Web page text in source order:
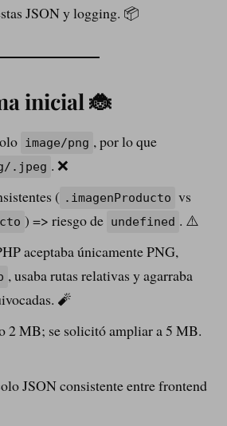
JSON y logging. 📦
inicial 🐞
image/png , por lo que
.jpeg . ❌
( .imagenProducto vs
) => riesgo de undefined . ⚠️
aceptaba únicamente PNG,
, usaba rutas relativas y agarraba
🧨
2 MB; se solicitó ampliar a 5 MB.
JSON consistente entre frontend